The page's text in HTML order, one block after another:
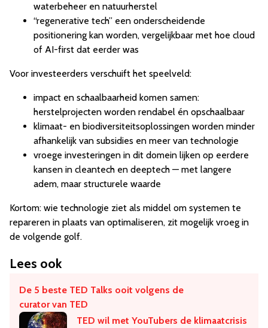
waterbeheer en natuurherstel
“regenerative tech” een onderscheidende
positionering kan worden, vergelijkbaar met hoe cloud
of AI-first dat eerder was
Voor investeerders verschuift het speelveld:
impact en schaalbaarheid komen samen:
herstelprojecten worden rendabel én opschaalbaar
klimaat- en biodiversiteitsoplossingen worden minder
afhankelijk van subsidies en meer van technologie
vroege investeringen in dit domein lijken op eerdere
kansen in cleantech en deeptech — met langere
adem, maar structurele waarde
Kortom: wie technologie ziet als middel om systemen te
repareren in plaats van optimaliseren, zit mogelijk vroeg in
de volgende golf.
Lees ook
De 5 beste TED Talks ooit volgens de
curator van TED
​TED wil met YouTubers de klimaatcrisis